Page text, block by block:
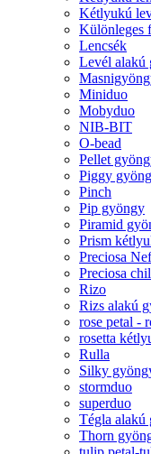
Kétlyukú
Különleges
Lencsék
Levél alakú
Miniduo
Mobyduo
NIB-BIT
O-bead
Pellet
Piggy
Pinch
Pip gyöngy
Piramid
Prism
Preciosa
Preciosa
Rizo
Rizs alakú
rose petal -
rosetta
Rulla
Silky
stormduo
superduo
Tégla alakú
Thorn